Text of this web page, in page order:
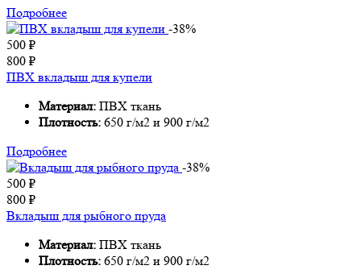
Подробнее
-38%
500 ₽
800 ₽
ПВХ вкладыш для купели
Материал: ПВХ ткань
Плотность: 650 г/м2 и 900 г/м2
Подробнее
-38%
500 ₽
800 ₽
Вкладыш для рыбного пруда
Материал: ПВХ ткань
Плотность: 650 г/м2 и 900 г/м2